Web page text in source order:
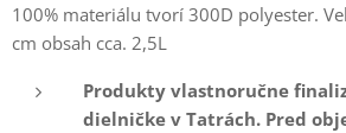
100% materiálu tvorí 300D polyester.
cm obsah cca. 2,5L
Produkty vlastnoručne
dielničke v Tatrách. Pred